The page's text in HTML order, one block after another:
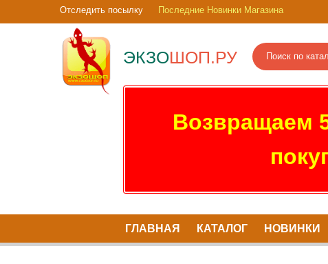
Отследить посылку Последние Новинки Магазина
ЭКЗОШОП.РУ
Возвращаем
ГЛАВНАЯ КАТАЛОГ НОВИНКИ